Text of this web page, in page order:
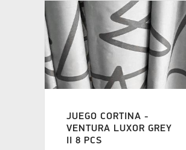
JUEGO CORTINA -
VENTURA LUXOR GREY
II 8 PCS